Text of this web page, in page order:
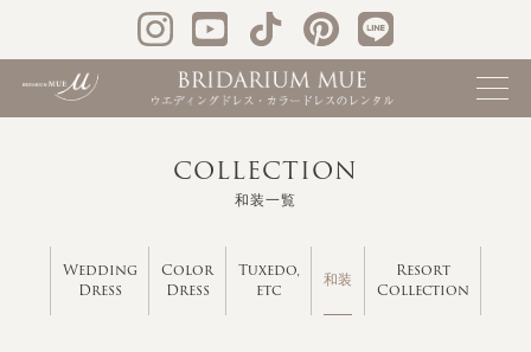
COLLECTION
和装一覧
Wedding
Dress
Color
Dress
Tuxedo,
etc
和装
Resort
Collection